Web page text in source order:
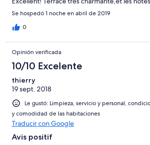
Se hospedó 1 noche en abril de 2019
0
Opinión verificada
10/10 Excelente
thierry
19 sept. 2018
Le gustó: Limpieza, servicio y personal,
y comodidad de las habitaciones
Traducir con Google
Avis positif